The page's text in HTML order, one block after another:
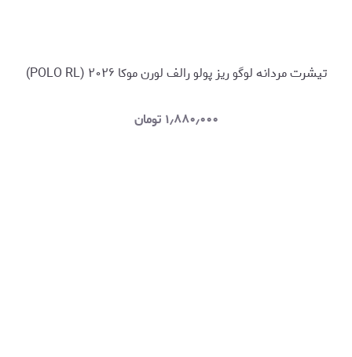
تیشرت مردانه لوگو ریز پولو رالف لورن موکا ۲۰۲۶ (POLO RL)
۱٫۸۸۰٫۰۰۰ تومان